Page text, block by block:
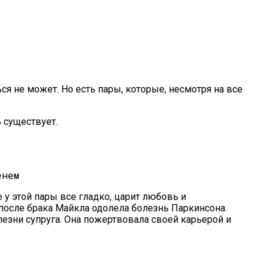
Деньги Снова И Снова
не может. Но есть пары, которые, несмотря на все
этой пары все гладко, царит любовь и
брака Майкла одолела болезнь Паркинсона.
супруга. Она пожертвовала своей карьерой и